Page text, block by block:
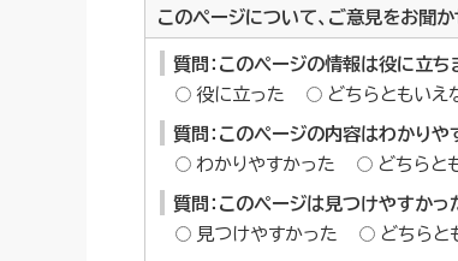
このページについて、ご意見をお聞
質問：このページの情報は役に立ち
役に立った
どちらともいえ
質問：このページの内容はわかりや
わかりやすかった
どちらと
質問：このページは見つけやすかっ
見つけやすかった
どちらと